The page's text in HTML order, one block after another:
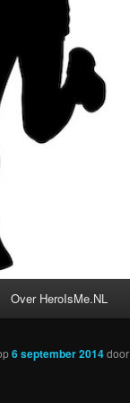
Over HeroIsMe.NL
6 september 2014door